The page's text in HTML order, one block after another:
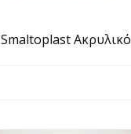
Smaltoplast Ακρυλικό